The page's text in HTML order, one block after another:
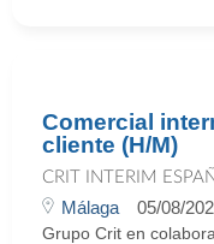
Comercial
cliente (H/M)
CRIT INTERIM
Málaga 05/08/
Grupo Crit en